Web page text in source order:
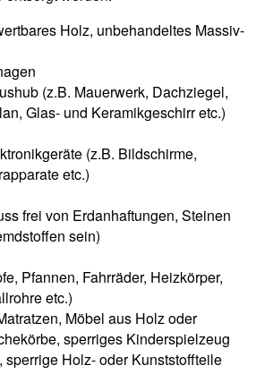
Holz, unbehandeltes Massiv-
(z.B. Mauerwerk, Dachziegel,
Glas- und Keramikgeschirr etc.)
(z.B. Bildschirme,
etc.)
frei von Erdanhaftungen, Steinen
sein)
Pfannen, Fahrräder, Heizkörper,
etc.)
Möbel aus Holz oder
sperriges Kinderspielzeug
sperrige Holz- oder Kunststoffteile